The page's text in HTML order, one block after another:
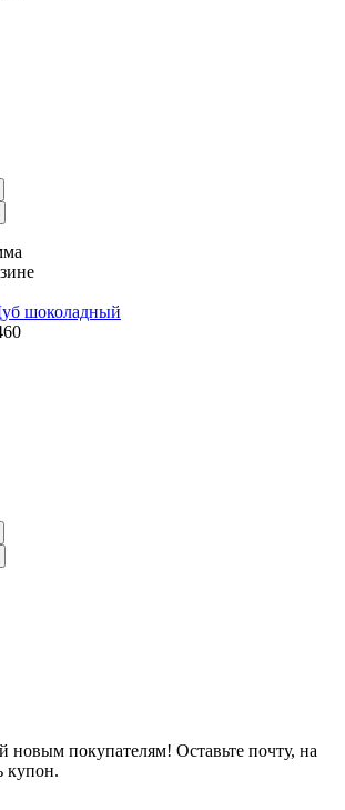
шоколадный
новым покупателям! Оставьте почту, на
купон.